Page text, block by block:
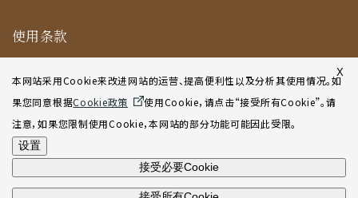
使用条款
网站地图
X
本网站采用Cookie来改进网站的运营、提高便利性以及分析其使用情况。如
果您同意根据Cookie政策
使用Cookie，请点击“接受所有Cookie”。请
注意，如果您限制使用Cookie，本网站的部分功能可能因此受限。
设置
接受必要Cookie